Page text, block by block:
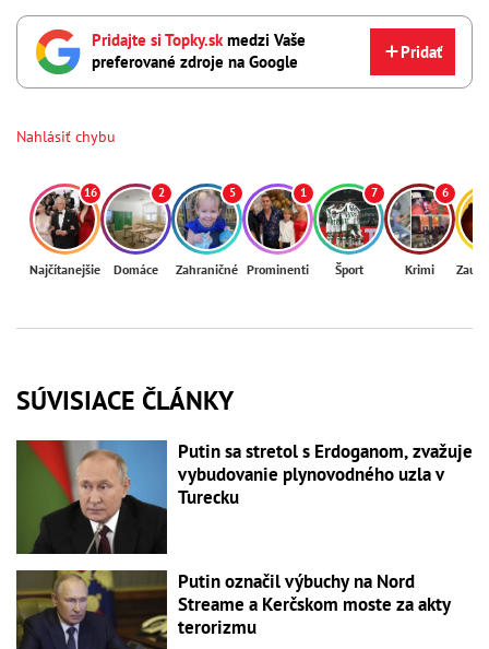
Pridajte si Topky.skmedzi Vaše
preferované zdroje na Google
Pridať
Nahlásiť chybu
16
Najčítanejšie
2
Domáce
5
Zahraničné
1
Prominenti
7
Šport
6
Krimi
SÚVISIACE ČLÁNKY
Putin sa stretol s Erdoganom, zvažuje
vybudovanie plynovodného uzla v
Turecku
Putin označil výbuchy na Nord
Streame a Kerčskom moste za akty
terorizmu